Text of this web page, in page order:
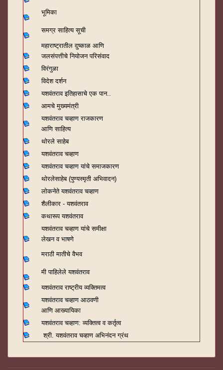
भूमिका
समग्र साहित्य सूची
महाराष्ट्रातील दुष्काळ आणि
जलसंपत्तीचे नियोजन परिसंवाद
विरंगुळा
विदेश दर्शन
यशवंतराव इतिहासाचे एक पान..
आमचे मुख्यमंत्री
यशवंतराव चव्हाण राजकारण
आणि साहित्य
थोरले साहेब
यशवंतराव चव्हाण
यशवंतराव चव्हाण यांचे समाजकारण
थोरलेसाहेब (पुण्यस्मृती अभिवादन)
लोकनेते यशवंतराव चव्हाण
शैलीकार - यशवंतराव
कथारूप यशवंतराव
यशवंतराव चव्हाण यांचे समीक्षा
लेखन व भाषणे
मराठी मातीचे वैभव
मी पाहिलेले यशवंतराव
यशवंतराव राष्ट्रीय व्यक्तिमत्व
यशवंतराव चव्हाण आठवणी
आणि आख्यायिका
यशवंतराव चव्हाण: व्यक्तित्व व कर्तृत्व
श्री. यशवंतराव चव्हाण अभिनंदन ग्रंथ